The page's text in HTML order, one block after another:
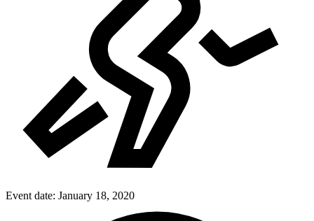
Event date: January 18, 2020